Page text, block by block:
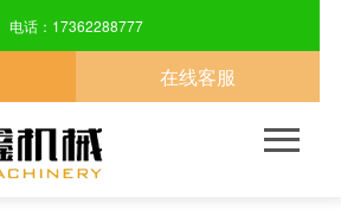
在线客服
电话：17362288777
